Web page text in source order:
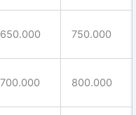
650.000 750.000
700.000 800.000